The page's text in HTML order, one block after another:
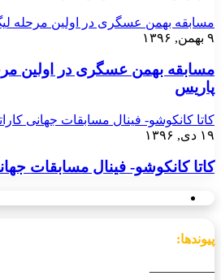
مسابقه بهمن عسگری در اولین مرحله لیگ جهانی
۹ بهمن, ۱۳۹۶
پاریس
کاتا کانکوشو- فینال مسابقات جهانی کاراته
۱۹ دی, ۱۳۹۶
کاتا کانکوشو- فینال مسابقات جهانی
پیوندها: